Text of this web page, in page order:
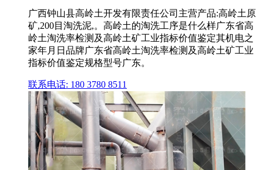
广西钟山县高岭土开发有限责任公司主营产品:高岭土原
矿,200目淘洗泥,。高岭土的淘洗工序是什么样广东省高
岭土淘洗率检测及高岭土矿工业指标价值鉴定其机电之
家年月日品牌广东省高岭土淘洗率检测及高岭土矿工业
指标价值鉴定规格型号广东。
联系电话: 180 3780 8511